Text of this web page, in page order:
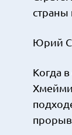
Юрий
Когда
прорыв